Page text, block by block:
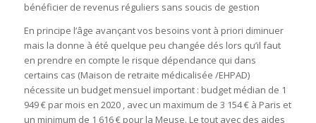
bénéficier de revenus réguliers sans soucis de gestion
En principe l’âge avançant vos besoins vont à priori diminuer
mais la donne à été quelque peu changée dés lors qu’il faut
en prendre en compte le risque dépendance qui dans
certains cas (Maison de retraite médicalisée /EHPAD)
nécessite un budget mensuel important : budget médian de 1
949 € par mois en 2020 , avec un maximum de 3 154 € à Paris et
un minimum de 1 616 € pour la Meuse. Le tout avec des aides